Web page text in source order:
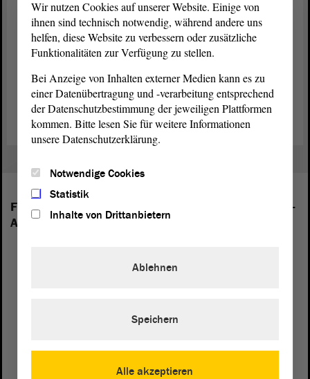
soll. Sie nehmen damit auch unmittelbar Einfluss darauf, wie
zukunftsfähige Lösungen aussehen können.
Wir Präsidentinnen und Präsidenten der Landesparlamente
entscheiden Sie mit über den zukünftigen Weg der
Europäischen Union!
Folgende Fraktionen sind im Landtag von Sachsen-
Anhalt vertreten:
Wir nutzen Cookies auf unserer Website. Einige von
ihnen sind technisch notwendig, während andere uns
helfen, diese Website zu verbessern oder zusätzliche
Funktionalitäten zur Verfügung zu stellen.
Bei Anzeige von Inhalten externer Medien kann es zu
einer Datenübertragung und -verarbeitung entsprechend
der Datenschutzbestimmung der jeweiligen Plattformen
kommen. Bitte lesen Sie für weitere Informationen
unsere Datenschutzerklärung.
Notwendige Cookies
Statistik
Inhalte von Drittanbietern
Alle akzeptieren
Ablehnen
Speichern